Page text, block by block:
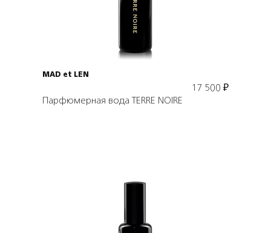
В корзину
MAD et LEN
17 500 ₽
Парфюмерная вода TERRE NOIRE
Подробнее